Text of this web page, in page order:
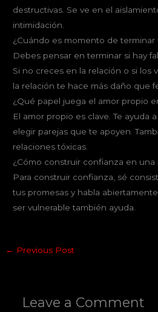
destructivas. Se ve en el
intimidación.
¿Cuándo es momento de terminar
Debes pensar en terminar si hay
Si no creces en la relación o si los
la relación te hace más daño que
¿Qué papel juega el amor propio
El amor propio es clave. Te ayuda
elegir parejas que te apoyen.
relaciones tóxicas.
¿Cómo construir confianza en una
Para construir confianza, sé
tus promesas y habla
ser vulnerable también ayuda.
← Previous Post
Leave a Comment